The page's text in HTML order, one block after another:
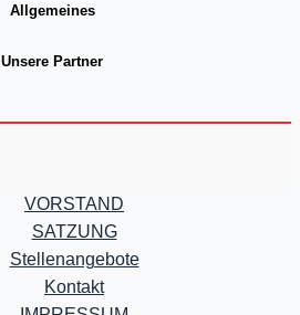
Allgemeines
Unsere Partner
VORSTAND
SATZUNG
Stellenangebote
Kontakt